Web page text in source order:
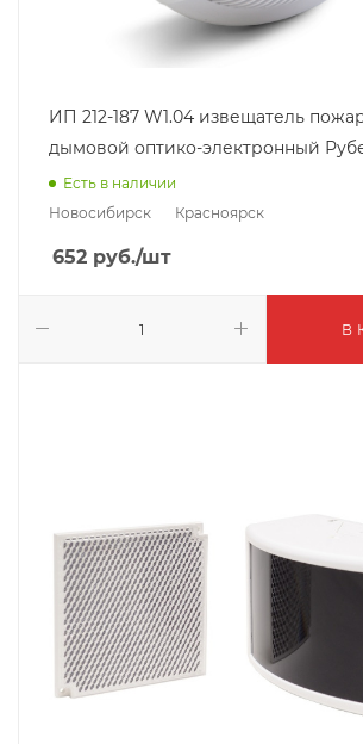
ИП 212-187 W1.04 извещатель
дымовой оптико-электронный
Есть в наличии
Новосибирск
Красноярск
652 руб./шт
В